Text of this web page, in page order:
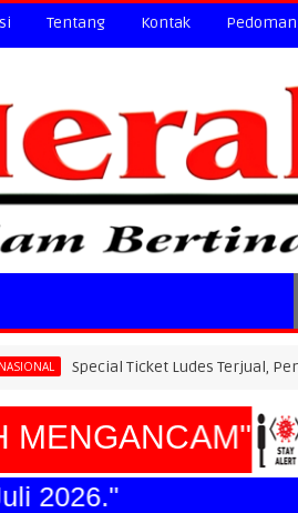
Tentang Kontak
Ticket Ludes Terjual, Pendaftaran